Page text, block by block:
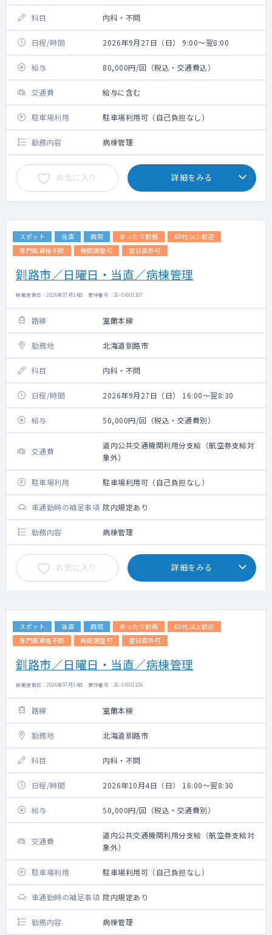
科目 内科・不問
日程/時間 2026年9月27日（日） 9:00～翌8:00
給与 80,000円/回（税込・交通費込）
交通費 給与に含む
駐車場利用 駐車場利用可（自己負担なし）
勤務内容 病棟管理
お気に入り 詳細をみる
スポット 当直 病院 ゆったり勤務
60代以上歓迎
専門医資格不問
時間調整可 宿日直許可
釧路市／日曜日・当直／病棟管理
掲載更新日 : 2026年07月14日 案件番号 : 26-SI601107
路線 室蘭本線
勤務地 北海道釧路市
科目 内科・不問
日程/時間 2026年9月27日（日） 16:00～翌8:30
給与 50,000円/回（税込・交通費別）
交通費
道内公共交通機関利用分支給（航空券支給対
象外）
駐車場利用 駐車場利用可（自己負担なし）
車通勤時の補足事項 院内規定あり
勤務内容 病棟管理
お気に入り 詳細をみる
スポット 当直 病院 ゆったり勤務
60代以上歓迎
専門医資格不問
時間調整可 宿日直許可
釧路市／日曜日・当直／病棟管理
掲載更新日 : 2026年07月14日 案件番号 : 26-SI601136
路線 室蘭本線
勤務地 北海道釧路市
科目 内科・不問
日程/時間 2026年10月4日（日） 16:00～翌8:30
給与 50,000円/回（税込・交通費別）
交通費
道内公共交通機関利用分支給（航空券支給対
象外）
駐車場利用 駐車場利用可（自己負担なし）
車通勤時の補足事項 院内規定あり
勤務内容 病棟管理